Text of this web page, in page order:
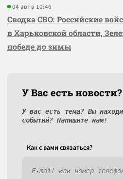
04 авг в 10:46
Сводка СВО: Российские
в Харьковской области,
победе до зимы
У Вас есть новости?
У вас есть тема? Вы
событий? Напишите нам!
Как c вами связаться?